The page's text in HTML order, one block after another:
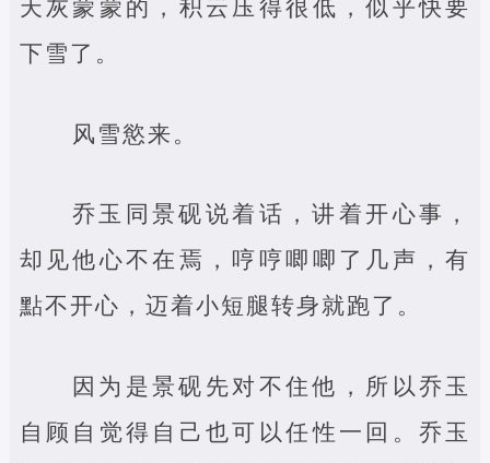
天灰蒙蒙的，积云压得很低，似乎快要
下雪了。
风雪慾来。
乔玉同景砚说着话，讲着开心事，
却见他心不在焉，哼哼唧唧了几声，有
點不开心，迈着小短腿转身就跑了。
因为是景砚先对不住他，所以乔玉
自顾自觉得自己也可以任性一回。乔玉